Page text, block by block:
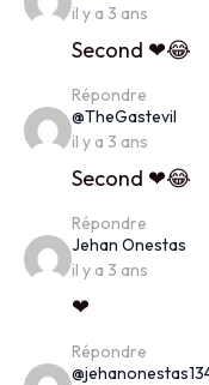
il y a 3 ans
Second ❤😂
Répondre
@TheGastevil
il y a 3 ans
Second ❤😂
Répondre
Jehan Onestas
il y a 3 ans
❤
Répondre